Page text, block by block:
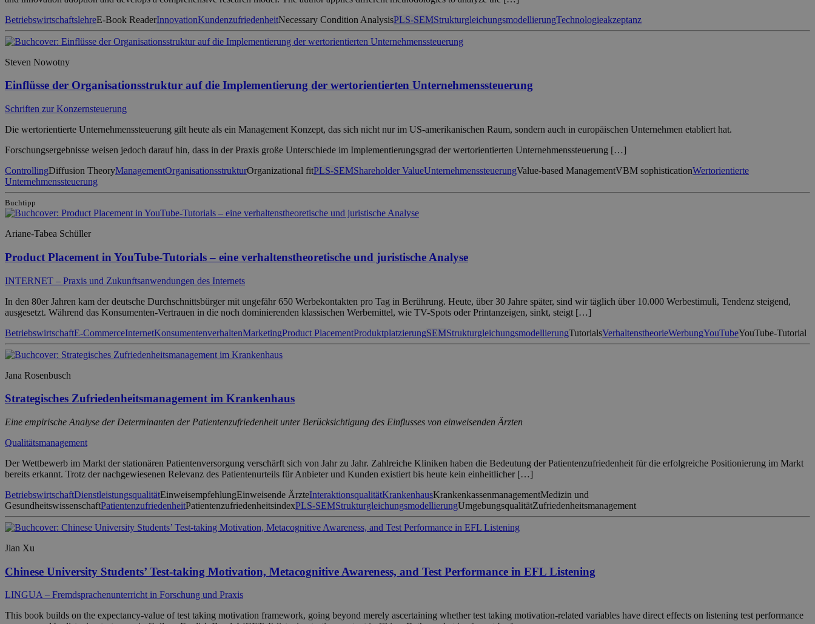
BetriebswirtschaftslehreE-Book ReaderInnovationKundenzufriedenheitNecessary Condition AnalysisPLS-SEMStrukturgleichungsmodellierungTechnologieakzeptanz
Steven Nowotny
Einflüsse der Organisationsstruktur auf die Implementierung der wertorientierten Unternehmenssteuerung
Schriften zur Konzernsteuerung
Die wertorientierte Unternehmenssteuerung gilt heute als ein Management Konzept, das sich nicht nur im US-amerikanischen Raum, sondern auch in europäischen Unternehmen etabliert hat.
Forschungsergebnisse weisen jedoch darauf hin, dass in der Praxis große Unterschiede im Implementierungsgrad der wertorientierten Unternehmenssteuerung […]
ControllingDiffusion TheoryManagementOrganisationsstrukturOrganizational fitPLS-SEMShareholder ValueUnternehmenssteuerungValue-based ManagementVBM sophisticationWertorientierte
Unternehmenssteuerung
Buchtipp
Ariane-Tabea Schüller
Product Placement in YouTube-Tutorials – eine verhaltenstheoretische und juristische Analyse
INTERNET – Praxis und Zukunftsanwendungen des Internets
In den 80er Jahren kam der deutsche Durchschnittsbürger mit ungefähr 650 Werbekontakten pro Tag in Berührung. Heute, über 30 Jahre später, sind wir täglich über 10.000 Werbestimuli, Tendenz steigend,
ausgesetzt. Während das Konsumenten-Vertrauen in die noch dominierenden klassischen Werbemittel, wie TV-Spots oder Printanzeigen, sinkt, steigt […]
BetriebswirtschaftE-CommerceInternetKonsumentenverhaltenMarketingProduct PlacementProduktplatzierungSEMStrukturgleichungsmodellierungTutorialsVerhaltenstheorieWerbungYouTubeYouTube-Tutorial
Jana Rosenbusch
Strategisches Zufriedenheitsmanagement im Krankenhaus
Eine empirische Analyse der Determinanten der Patientenzufriedenheit unter Berücksichtigung des Einflusses von einweisenden Ärzten
Qualitätsmanagement
Der Wettbewerb im Markt der stationären Patientenversorgung verschärft sich von Jahr zu Jahr. Zahlreiche Kliniken haben die Bedeutung der Patientenzufriedenheit für die erfolgreiche Positionierung im Markt
bereits erkannt. Trotz der nachgewiesenen Relevanz des Patientenurteils für Anbieter und Kunden existiert bis heute kein einheitlicher […]
BetriebswirtschaftDienstleistungsqualitätEinweisempfehlungEinweisende ÄrzteInteraktionsqualitätKrankenhausKrankenkassenmanagementMedizin und
GesundheitswissenschaftPatientenzufriedenheitPatientenzufriedenheitsindexPLS-SEMStrukturgleichungsmodellierungUmgebungsqualitätZufriedenheitsmanagement
Jian Xu
Chinese University Students’ Test-taking Motivation, Metacognitive Awareness, and Test Performance in EFL Listening
LINGUA – Fremdsprachenunterricht in Forschung und Praxis
This book builds on the expectancy-value of test taking motivation framework, going beyond merely ascertaining whether test taking motivation-related variables have direct effects on listening test performance